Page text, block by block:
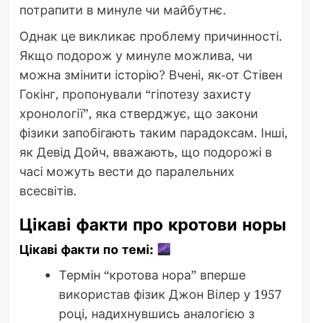
потрапити в минуле чи майбутнє.
Однак це викликає проблему причинності.
Якщо подорож у минуле можлива, чи
можна змінити історію? Вчені, як-от Стівен
Гокінг, пропонували “гіпотезу захисту
хронології”, яка стверджує, що закони
фізики запобігають таким парадоксам. Інші,
як Девід Дойч, вважають, що подорожі в
часі можуть вести до паралельних
всесвітів.
Цікаві факти про кротови норы
Цікаві факти по темі:
Термін “кротова нора” вперше
використав фізик Джон Вілер у 1957
році, надихнувшись аналогією з